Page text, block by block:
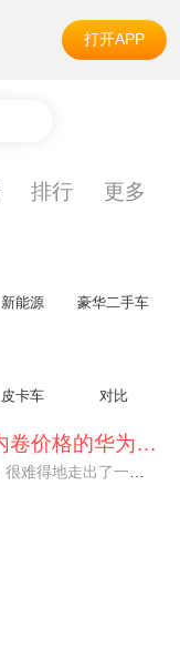
打开APP
排行 更多
新能源 豪华二手车
皮卡车 对比
不要伤了余承东的心！不内卷价格的华为，弥足珍贵！